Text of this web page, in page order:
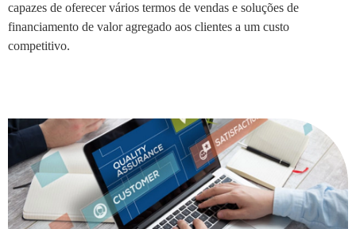
capazes de oferecer vários termos de vendas e soluções de
financiamento de valor agregado aos clientes a um custo
competitivo.